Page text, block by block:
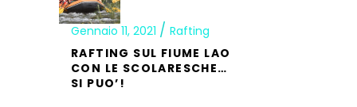
Gennaio 11, 2021
Rafting
RAFTING SUL FIUME LAO
CON LE SCOLARESCHE…
SI PUO’!